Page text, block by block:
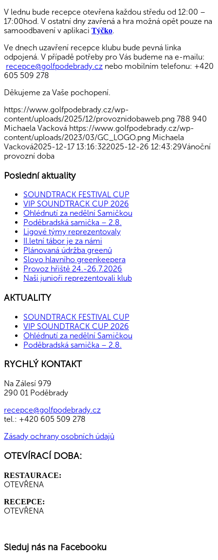
V lednu bude recepce otevřena každou středu od 12:00 –
17:00hod. V ostatní dny zavřená a hra možná opět pouze na
samoodbavení v aplikaci Týčko.
Ve dnech uzavření recepce klubu bude pevná linka
odpojená. V případě potřeby pro Vás budeme na e-mailu:
recepce@golfpodebrady.cz nebo mobilním telefonu: +420
605 509 278
Děkujeme za Vaše pochopení.
https://www.golfpodebrady.cz/wp-
content/uploads/2025/12/provoznidobaweb.png 788 940
Michaela Vacková https://www.golfpodebrady.cz/wp-
content/uploads/2023/03/GC_LOGO.png Michaela
Vacková2025-12-17 13:16:322025-12-26 12:43:29Vánoční
provozní doba
Poslední aktuality
SOUNDTRACK FESTIVAL CUP
VIP SOUNDTRACK CUP 2026
Ohlédnutí za nedělní Samičkou
Poděbradská samička – 2.8.
Ligové týmy reprezentovaly
II.letní tábor je za námi
Plánovaná údržba greenů
Slovo hlavního greenkeepera
Provoz hřiště 24.-26.7.2026
Naši junioři reprezentovali klub
AKTUALITY
SOUNDTRACK FESTIVAL CUP
VIP SOUNDTRACK CUP 2026
Ohlédnutí za nedělní Samičkou
Poděbradská samička – 2.8.
RYCHLÝ KONTAKT
Na Zálesí 979
290 01 Poděbrady
recepce@golfpodebrady.cz
tel.: +420 605 509 278
Zásady ochrany osobních údajů
OTEVÍRACÍ DOBA:
RESTAURACE:
OTEVŘENA
RECEPCE:
OTEVŘENA
Sleduj nás na Facebooku